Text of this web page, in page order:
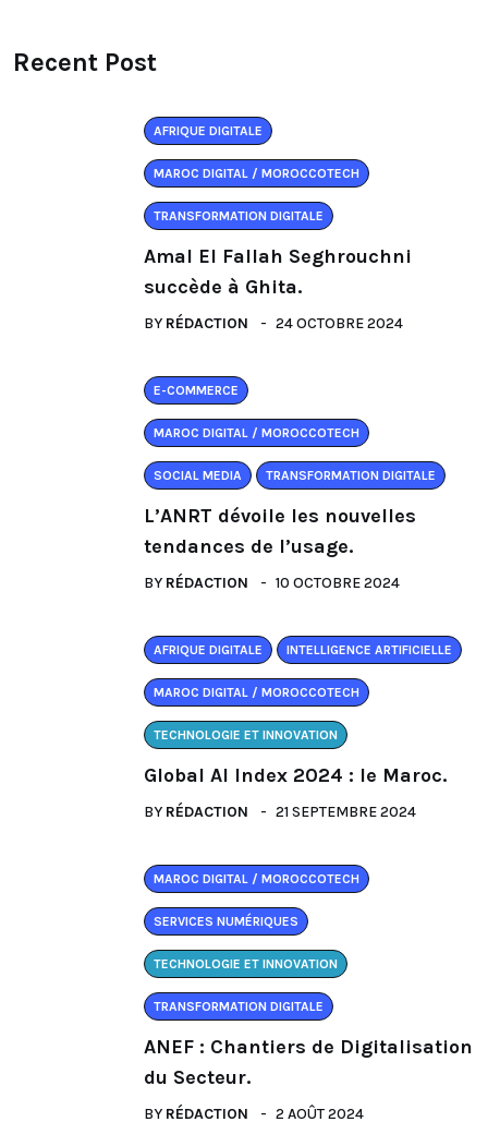
Recent Post
AFRIQUE DIGITALE
MAROC DIGITAL / MOROCCOTECH
TRANSFORMATION DIGITALE
Amal El Fallah Seghrouchni
succède à Ghita.
BY RÉDACTION 24 OCTOBRE 2024
E-COMMERCE
MAROC DIGITAL / MOROCCOTECH
SOCIAL MEDIA TRANSFORMATION DIGITALE
L’ANRT dévoile les nouvelles
tendances de l’usage.
BY RÉDACTION 10 OCTOBRE 2024
AFRIQUE DIGITALE INTELLIGENCE ARTIFICIELLE
MAROC DIGITAL / MOROCCOTECH
TECHNOLOGIE ET INNOVATION
Global AI Index 2024 : le Maroc.
BY RÉDACTION 21 SEPTEMBRE 2024
MAROC DIGITAL / MOROCCOTECH
SERVICES NUMÉRIQUES
TECHNOLOGIE ET INNOVATION
TRANSFORMATION DIGITALE
ANEF : Chantiers de Digitalisation
du Secteur.
BY RÉDACTION 2 AOÛT 2024